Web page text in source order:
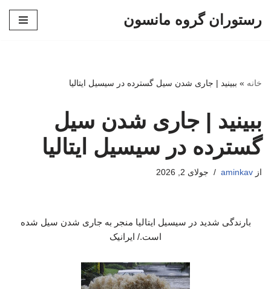
رستوران گروه مانسون
خانه » ببینید | جاری شدن سیل گسترده در سیسیل ایتالیا
ببینید | جاری شدن سیل
گسترده در سیسیل ایتالیا
از aminkav جولای 2, 2026
بارندگی شدید در سیسیل ایتالیا منجر به جاری شدن سیل شده
است./ ایرانیک